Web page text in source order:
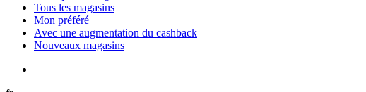
Tous les magasins
Mon préféré
Avec une augmentation du cashback
Nouveaux magasins